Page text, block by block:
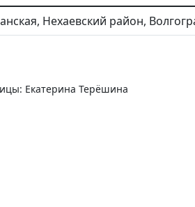
Нехаевский район,
Екатерина Терёшина